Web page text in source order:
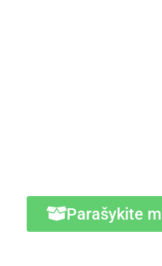
Parašykite